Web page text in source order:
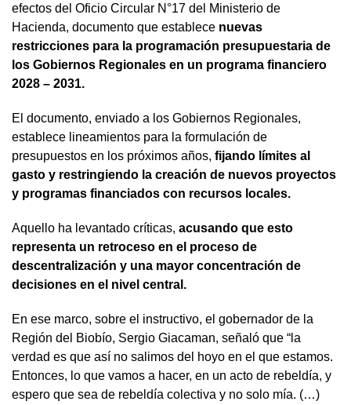
efectos del Oficio Circular N°17 del Ministerio de
Hacienda, documento que establece nuevas
restricciones para la programación presupuestaria de
los Gobiernos Regionales en un programa financiero
2028 – 2031.
El documento, enviado a los Gobiernos Regionales,
establece lineamientos para la formulación de
presupuestos en los próximos años, fijando límites al
gasto y restringiendo la creación de nuevos proyectos
y programas financiados con recursos locales.
Aquello ha levantado críticas, acusando que esto
representa un retroceso en el proceso de
descentralización y una mayor concentración de
decisiones en el nivel central.
En ese marco, sobre el instructivo, el gobernador de la
Región del Biobío, Sergio Giacaman, señaló que “la
verdad es que así no salimos del hoyo en el que estamos.
Entonces, lo que vamos a hacer, en un acto de rebeldía, y
espero que sea de rebeldía colectiva y no solo mía. (…)